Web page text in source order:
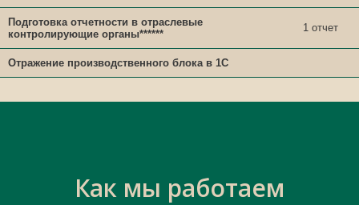
Подготовка отчетности в отраслевые
контролирующие органы******
1 отчет
Отражение производственного блока в 1С
Как мы работаем